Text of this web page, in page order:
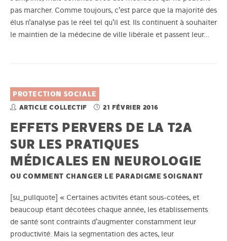
pas marcher. Comme toujours, c’est parce que la majorité des
élus n’analyse pas le réel tel qu’il est. Ils continuent à souhaiter
le maintien de la médecine de ville libérale et passent leur…
PROTECTION SOCIALE
ARTICLE COLLECTIF 21 FÉVRIER 2016
EFFETS PERVERS DE LA T2A
SUR LES PRATIQUES
MÉDICALES EN NEUROLOGIE
OU COMMENT CHANGER LE PARADIGME SOIGNANT
[su_pullquote] « Certaines activités étant sous-cotées, et
beaucoup étant décotées chaque année, les établissements
de santé sont contraints d’augmenter constamment leur
productivité. Mais la segmentation des actes, leur